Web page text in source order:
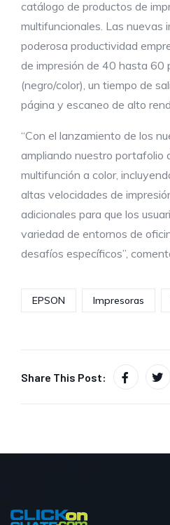
catálogo de productos de
multifuncionales. Las nuevas
poderosa productividad
de impresión de 40 hasta 60
(negro/color), un tiempo de
página y escaneo de alto
“Con el lanzamiento de los
ampliando nuestro portafolio
multifunción a color,
altas velocidades de
adicionales para que los
variedad de entornos de
desafíos específicos”,
EPSON Impresoras
Share This Post: